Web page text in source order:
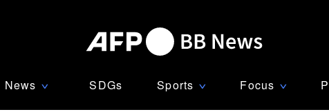
News ∨ SDGs Sports ∨ Focus ∨